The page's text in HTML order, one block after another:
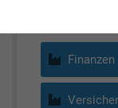
Finanzen